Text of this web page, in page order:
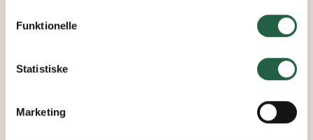
personlige oplysninger
Funktionelle
Statistiske
Marketing